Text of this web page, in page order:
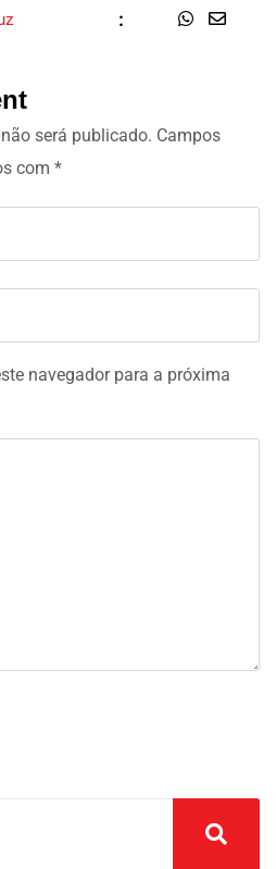
:
será publicado. Campos
com *
navegador para a próxima